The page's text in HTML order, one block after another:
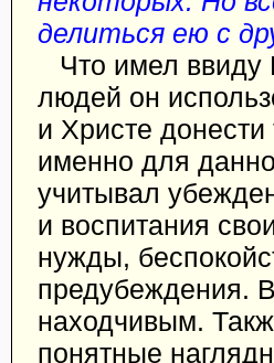
делиться ею с
Что имел ввиду
людей он
и Христе
именно для
учитывал
и воспитания
нужды,
предубеждения.
находчивым.
понятные